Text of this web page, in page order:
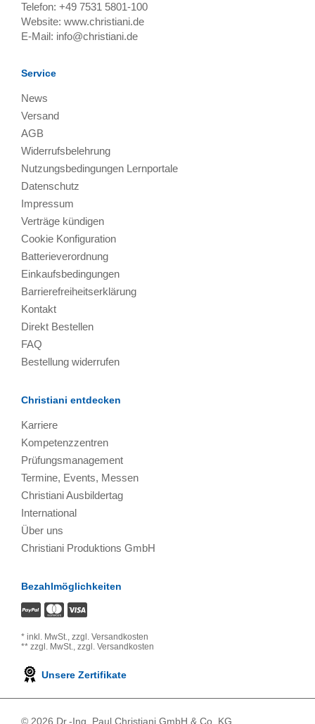
Telefon: +49 7531 5801-100
Website: www.christiani.de
E-Mail: info@christiani.de
Service
News
Versand
AGB
Widerrufsbelehrung
Nutzungsbedingungen Lernportale
Datenschutz
Impressum
Verträge kündigen
Cookie Konfiguration
Batterieverordnung
Einkaufsbedingungen
Barrierefreiheitserklärung
Kontakt
Direkt Bestellen
FAQ
Bestellung widerrufen
Christiani entdecken
Karriere
Kompetenzzentren
Prüfungsmanagement
Termine, Events, Messen
Christiani Ausbildertag
International
Über uns
Christiani Produktions GmbH
Bezahlmöglichkeiten
* inkl. MwSt., zzgl. Versandkosten
** zzgl. MwSt., zzgl. Versandkosten
Unsere Zertifikate
© 2026 Dr.-Ing. Paul Christiani GmbH & Co. KG